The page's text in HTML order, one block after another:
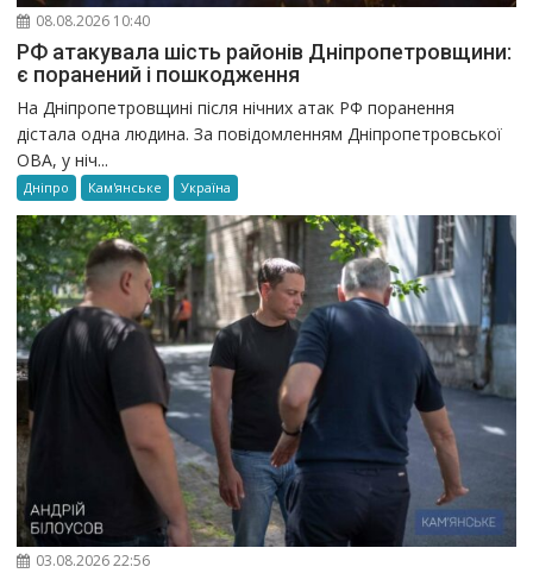
08.08.2026 10:40
РФ атакувала шість районів Дніпропетровщини:
є поранений і пошкодження
На Дніпропетровщині після нічних атак РФ поранення
дістала одна людина. За повідомленням Дніпропетровської
ОВА, у ніч...
Дніпро Кам'янське Україна
03.08.2026 22:56